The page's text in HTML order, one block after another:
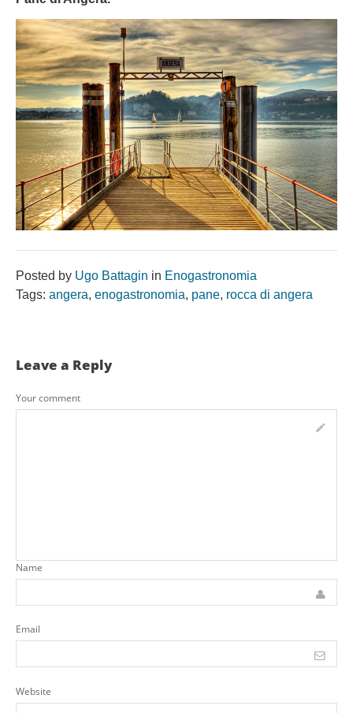
Posted by Ugo Battagin in Enogastronomia
Tags: angera, enogastronomia, pane, rocca di angera
Leave a Reply
Your comment
Name
Email
Website